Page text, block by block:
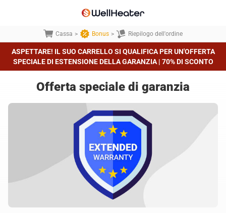
Cassa > Bonus > Riepilogo dell'ordine
ASPETTARE! IL SUO CARRELLO SI QUALIFICA PER UN'OFFERTA
SPECIALE DI ESTENSIONE DELLA GARANZIA | 70% DI SCONTO
Offerta speciale di garanzia